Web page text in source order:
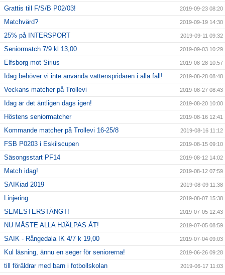
Grattis till F/S/B P02/03! 2019-09-23 08:20
Matchvärd? 2019-09-19 14:30
25% på INTERSPORT 2019-09-11 09:32
Seniormatch 7/9 kl 13,00 2019-09-03 10:29
Elfsborg mot Sirius 2019-08-28 10:57
Idag behöver vi inte använda vattenspridaren i alla fall! 2019-08-28 08:48
Veckans matcher på Trollevi 2019-08-27 08:43
Idag är det äntligen dags igen! 2019-08-20 10:00
Höstens seniormatcher 2019-08-16 12:41
Kommande matcher på Trollevi 16-25/8 2019-08-16 11:12
FSB P0203 i Eskilscupen 2019-08-15 09:10
Säsongsstart PF14 2019-08-12 14:02
Match idag! 2019-08-12 07:59
SAIKiad 2019 2019-08-09 11:38
Linjering 2019-08-07 15:38
SEMESTERSTÄNGT! 2019-07-05 12:43
NU MÅSTE ALLA HJÄLPAS ÅT! 2019-07-05 08:59
SAIK - Rångedala IK 4/7 k 19,00 2019-07-04 09:03
Kul läsning, ännu en seger för seniorerna! 2019-06-26 09:28
till föräldrar med barn i fotbollskolan 2019-06-17 11:03